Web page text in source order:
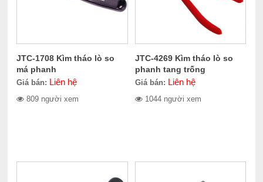
JTC-1708 Kìm tháo lò so
má phanh
Giá bán: Liên hệ
809 người xem
JTC-4269 Kìm tháo lò so
phanh tang trống
Giá bán: Liên hệ
1044 người xem